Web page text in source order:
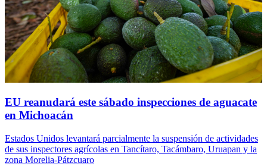
EU reanudará este sábado inspecciones de aguacate
en Michoacán
Estados Unidos levantará parcialmente la suspensión de actividades
de sus inspectores agrícolas en Tancítaro, Tacámbaro, Uruapan y la
zona Morelia-Pátzcuaro